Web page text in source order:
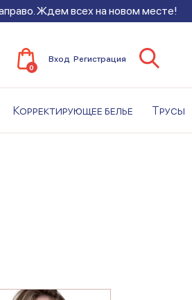
Ждем всех на новом месте!
0
Вход Регистрация
Корректирующее белье Трусы